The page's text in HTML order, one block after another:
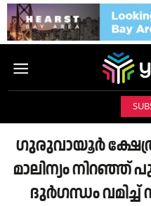
ഗുരുവായൂർ
മാലിന്യം
ദുർഗന്ധം